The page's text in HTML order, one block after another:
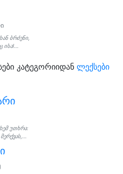
ბრძენი,
ისა!...
კატეგორიიდან ლექსები
უთხრა: